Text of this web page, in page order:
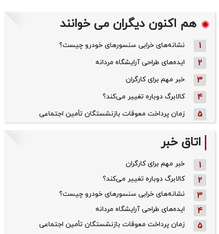
هم اکنون دیگران می خوانند
1 نشانه‌های خرابی سنسورهای خودرو چیست؟
2 ایده‌های طراحی آرایشگاه مردانه
3 خبر مهم برای کارگران
4 کالابرگ دوباره تغییر می‌کند؟
5 زمان پرداخت معوقات بازنشستگان تأمین اجتماعی
اتاق خبر
1 خبر مهم برای کارگران
2 کالابرگ دوباره تغییر می‌کند؟
3 نشانه‌های خرابی سنسورهای خودرو چیست؟
4 ایده‌های طراحی آرایشگاه مردانه
5 زمان پرداخت معوقات بازنشستگان تأمین اجتماعی